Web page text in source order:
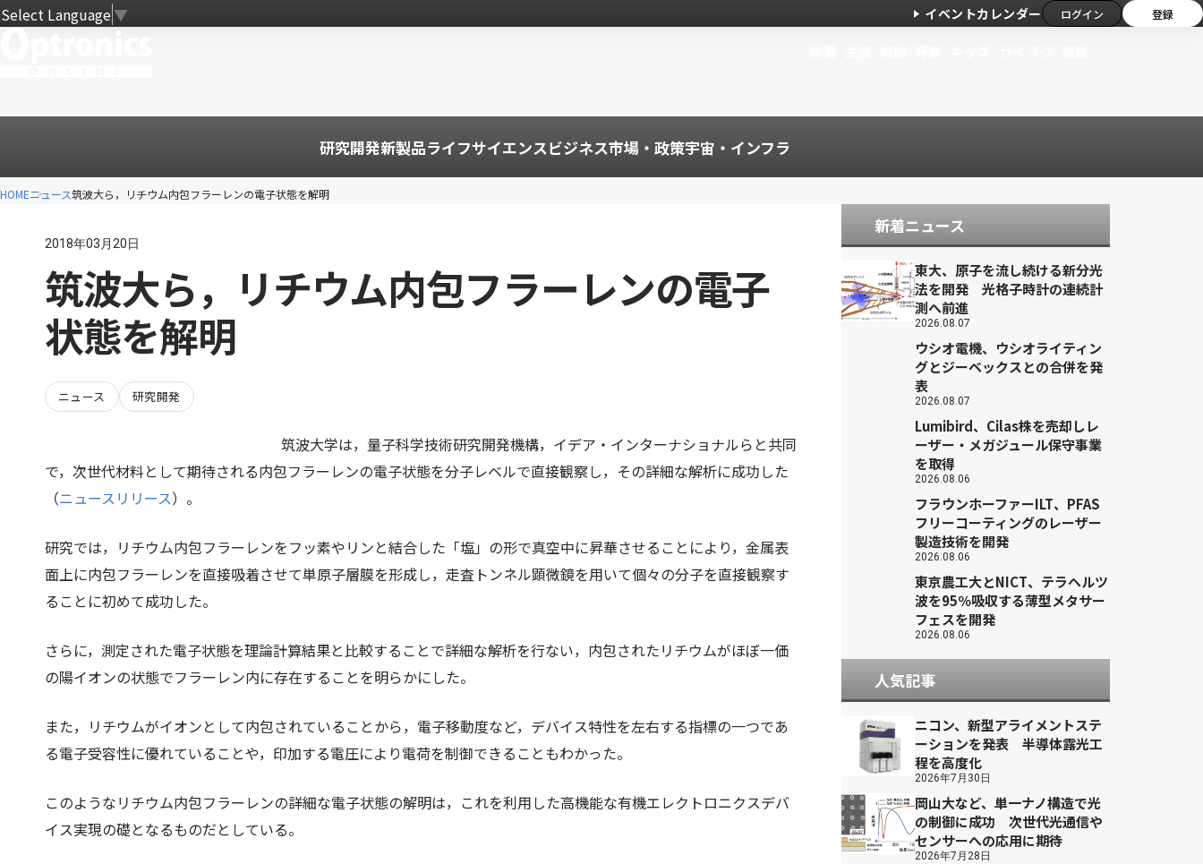
Select Language▼ イベントカレンダー ログイン 登録
研究開発新製品ライフサイエンスビジネス市場・政策宇宙・インフラ
HOMEニュース筑波大ら，リチウム内包フラーレンの電子状態を解明
2018年03月20日
筑波大ら，リチウム内包フラーレンの電子
状態を解明
ニュース 研究開発
筑波大学は，量子科学技術研究開発機構，イデア・インターナショナルらと共同
で，次世代材料として期待される内包フラーレンの電子状態を分子レベルで直接観察し，その詳細な解析に成功した
（ニュースリリース）。
研究では，リチウム内包フラーレンをフッ素やリンと結合した「塩」の形で真空中に昇華させることにより，金属表
面上に内包フラーレンを直接吸着させて単原子層膜を形成し，走査トンネル顕微鏡を用いて個々の分子を直接観察す
ることに初めて成功した。
さらに，測定された電子状態を理論計算結果と比較することで詳細な解析を行ない，内包されたリチウムがほぼ一価
の陽イオンの状態でフラーレン内に存在することを明らかにした。
また，リチウムがイオンとして内包されていることから，電子移動度など，デバイス特性を左右する指標の一つであ
る電子受容性に優れていることや，印加する電圧により電荷を制御できることもわかった。
このようなリチウム内包フラーレンの詳細な電子状態の解明は，これを利用した高機能な有機エレクトロニクスデバ
イス実現の礎となるものだとしている。
新着ニュース
東大、原子を流し続ける新分光
法を開発 光格子時計の連続計
測へ前進
2026.08.07
ウシオ電機、ウシオライティン
グとジーベックスとの合併を発
表
2026.08.07
Lumibird、Cilas株を売却しレ
ーザー・メガジュール保守事業
を取得
2026.08.06
フラウンホーファーILT、PFAS
フリーコーティングのレーザー
製造技術を開発
2026.08.06
東京農工大とNICT、テラヘルツ
波を95％吸収する薄型メタサー
フェスを開発
2026.08.06
人気記事
ニコン、新型アライメントステ
ーションを発表 半導体露光工
程を高度化
2026年7月30日
岡山大など、単一ナノ構造で光
の制御に成功 次世代光通信や
センサーへの応用に期待
2026年7月28日